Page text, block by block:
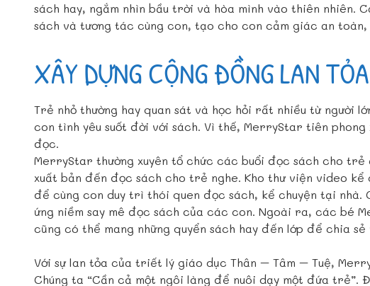
sách hay, ngắm nhìn bầu trời và hòa mình vào thiên
sách và tương tác cùng con, tạo cho con cảm giác an
XÂY DỰNG CỘNG ĐỒNG LAN
Trẻ nhỏ thường hay quan sát và học hỏi rất nhiều từ người
con tình yêu suốt đời với sách. Vì thế, MerryStar tiên
đọc.
MerryStar thường xuyên tổ chức các buổi đọc sách cho
xuất bản đến đọc sách cho trẻ nghe. Kho thư viện video
để cùng con duy trì thói quen đọc sách, kể chuyện tại
ứng niềm say mê đọc sách của các con. Ngoài ra, các bé
cũng có thể mang những quyển sách hay đến lớp để chia
Với sự lan tỏa của triết lý giáo dục Thân – Tâm – Tuệ,
Chúng ta “Cần cả một ngôi làng để nuôi dạy một đứa